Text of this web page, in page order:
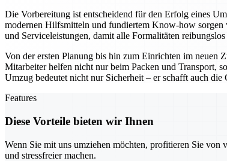
Die Vorbereitung ist entscheidend für den Erfolg eines
modernen Hilfsmitteln und fundiertem Know-how sorgen
und Serviceleistungen, damit alle Formalitäten reibungslos
Von der ersten Planung bis hin zum Einrichten im neuen
Mitarbeiter helfen nicht nur beim Packen und Transport,
Umzug bedeutet nicht nur Sicherheit – er schafft auch
Features
Diese Vorteile bieten wir Ihnen
Wenn Sie mit uns umziehen möchten, profitieren Sie
und stressfreier machen.